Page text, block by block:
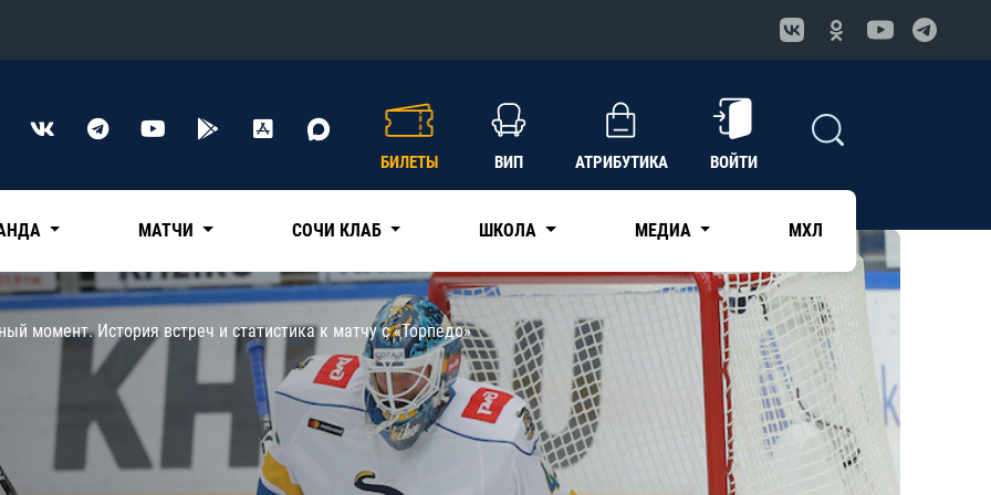
Конференция «Восток»
Нефтехимик
Трактор
Дивизион Чернышева
Авангард
Адмирал
КХЛ
БИЛЕТЫ ВИП АТРИБУТИКА ВОЙТИ
МАТЧИ СОЧИ КЛАБ ШКОЛА МЕДИА МХЛ
момент. История встреч и статистика к матчу с «Торпедо»